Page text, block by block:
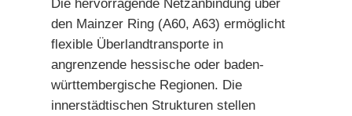
Die hervorragende Netzanbindung über
den Mainzer Ring (A60, A63) ermöglicht
flexible Überlandtransporte in
angrenzende hessische oder baden-
württembergische Regionen. Die
innerstädtischen Strukturen stellen